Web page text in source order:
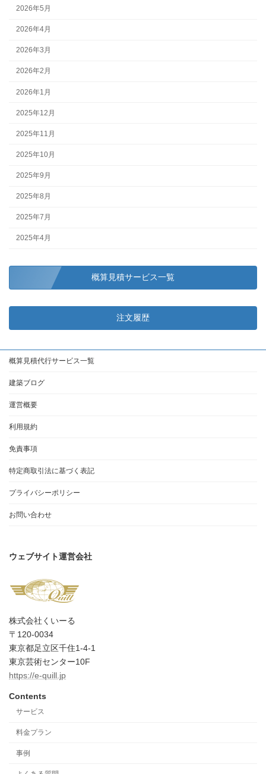
2026年5月
2026年4月
2026年3月
2026年2月
2026年1月
2025年12月
2025年11月
2025年10月
2025年9月
2025年8月
2025年7月
2025年4月
概算見積サービス一覧
注文履歴
概算見積代行サービス一覧
建築ブログ
運営概要
利用規約
免責事項
特定商取引法に基づく表記
プライバシーポリシー
お問い合わせ
ウェブサイト運営会社
株式会社くいーる
〒120-0034
東京都足立区千住1-4-1
東京芸術センター10F
https://e-quill.jp
Contents
サービス
料金プラン
事例